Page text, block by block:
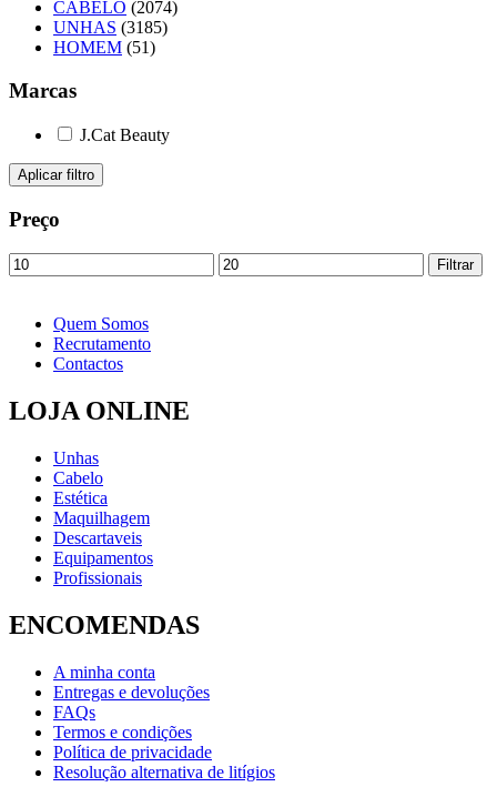
CABELO (2074)
UNHAS (3185)
HOMEM (51)
Marcas
J.Cat Beauty
Aplicar filtro
Preço
Preço
mínimo
Preço
máximo
Filtrar
Quem Somos
Recrutamento
Contactos
LOJA ONLINE
Unhas
Cabelo
Estética
Maquilhagem
Descartaveis
Equipamentos
Profissionais
ENCOMENDAS
A minha conta
Entregas e devoluções
FAQs
Termos e condições
Política de privacidade
Resolução alternativa de litígios